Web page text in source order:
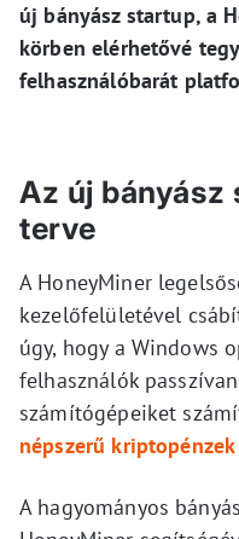
új bányász startup, a
körben elérhetővé
felhasználóbarát
Az új
terve
A HoneyMiner
kezelőfelületével
úgy, hogy a Windows
felhasználók
számítógépeiket
népszerű kriptopénzek
A hagyományos